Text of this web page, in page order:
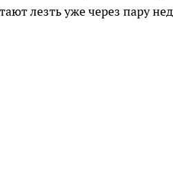
лезть уже через пару